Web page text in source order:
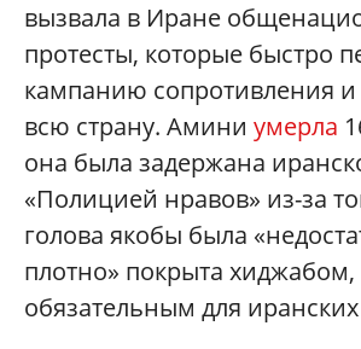
вызвала в Иране
протесты, которые быстро
кампанию сопротивления и
всю страну. Амини умерла
она была задержана
«Полицией нравов» из-за
голова якобы была
плотно» покрыта хиджабом,
обязательным для